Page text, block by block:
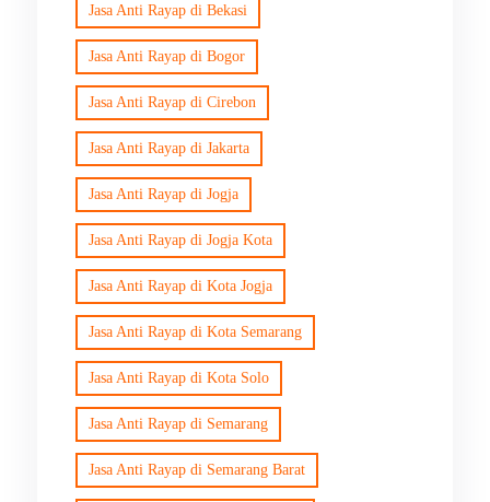
Jasa Anti Rayap di Bekasi
Jasa Anti Rayap di Bogor
Jasa Anti Rayap di Cirebon
Jasa Anti Rayap di Jakarta
Jasa Anti Rayap di Jogja
Jasa Anti Rayap di Jogja Kota
Jasa Anti Rayap di Kota Jogja
Jasa Anti Rayap di Kota Semarang
Jasa Anti Rayap di Kota Solo
Jasa Anti Rayap di Semarang
Jasa Anti Rayap di Semarang Barat